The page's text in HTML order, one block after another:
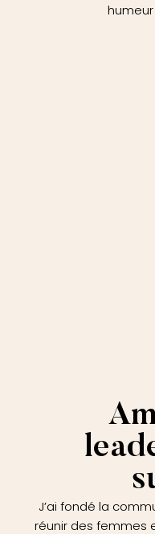
J’ai fondé la
réunir des femmes